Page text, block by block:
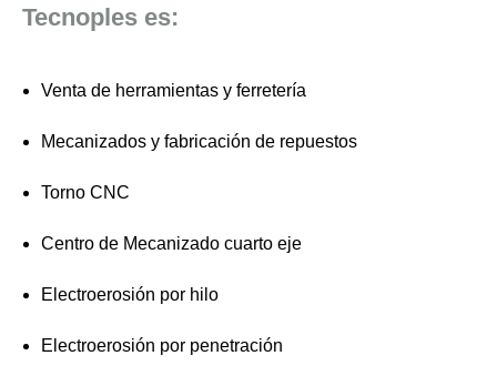
Tecnoples es:
Venta de herramientas y ferretería
Mecanizados y fabricación de repuestos
Torno CNC
Centro de Mecanizado cuarto eje
Electroerosión por hilo
Electroerosión por penetración